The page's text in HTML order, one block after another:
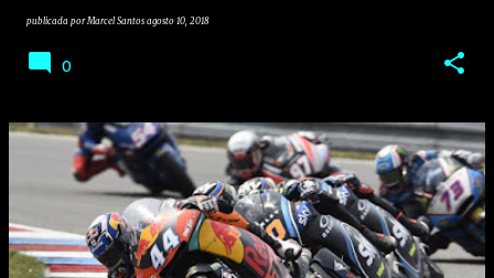
publicada porMarcel Santos agosto 10, 2018
0